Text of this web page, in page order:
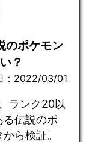
のポケモン
？
：2022/03/01
ランク20以
る伝説のポ
ら検証。